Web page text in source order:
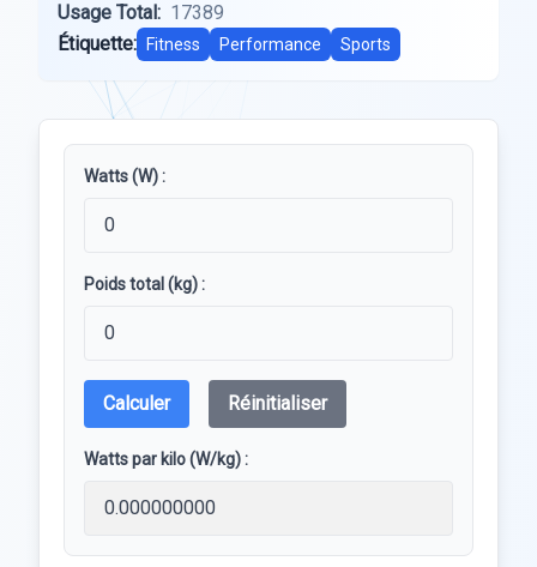
Usage Total: 17389
Étiquette:
Fitness Performance Sports
Watts (W) :
Poids total (kg) :
Calculer Réinitialiser
Watts par kilo (W/kg) :